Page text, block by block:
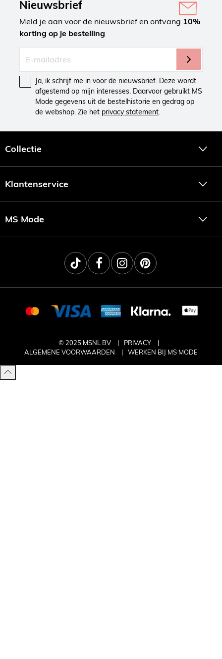
Nieuwsbrief
Meld je aan voor de nieuwsbrief en ontvang 10%
korting op je bestelling
Ja, ik schrijf me in voor de nieuwsbrief. Deze wordt
afgestemd op mijn interesses. Daarvoor gebruikt MS
Mode gegevens uit de bestelhistorie en gedrag op
de webshop. Zie het privacy statement
Collectie
Klantenservice
MS Mode
© 2025 MSNL BV
PRIVACY
ALGEMENE VOORWAARDEN
WERKEN BIJ MS MODE